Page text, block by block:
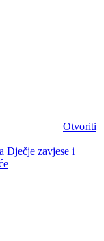
Otvoriti
Dječje zavjese i